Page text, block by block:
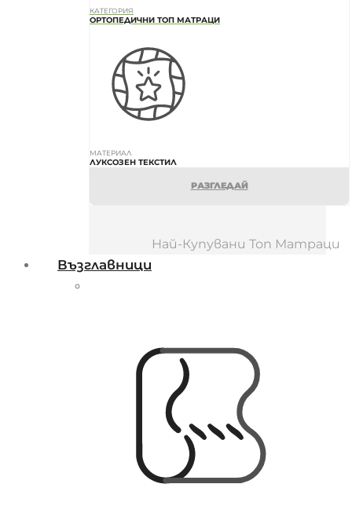
КАТЕГОРИЯ
ОРТОПЕДИЧНИ ТОП МАТРАЦИ
МАТЕРИАЛ
ЛУКСОЗЕН ТЕКСТИЛ
РАЗГЛЕДАЙ
Най-Купувани Топ Матраци
Възглавници